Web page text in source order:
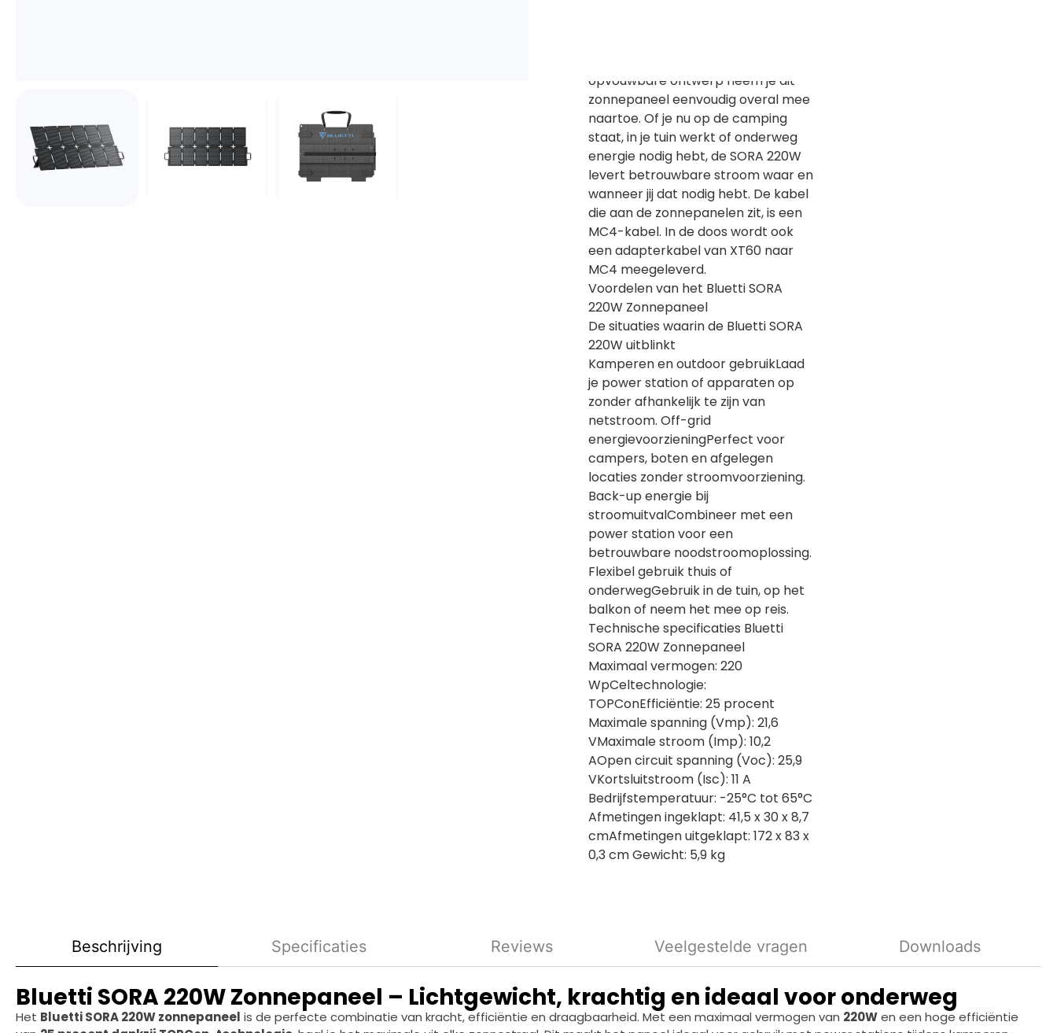
opvouwbare ontwerp neem je dit
zonnepaneel eenvoudig overal mee
naartoe. Of je nu op de camping
staat, in je tuin werkt of onderweg
energie nodig hebt, de SORA 220W
levert betrouwbare stroom waar en
wanneer jij dat nodig hebt. De kabel
die aan de zonnepanelen zit, is een
MC4-kabel. In de doos wordt ook
een adapterkabel van XT60 naar
MC4 meegeleverd.
Voordelen van het Bluetti SORA
220W Zonnepaneel
De situaties waarin de Bluetti SORA
220W uitblinkt
Kamperen en outdoor gebruikLaad
je power station of apparaten op
zonder afhankelijk te zijn van
netstroom. Off-grid
energievoorzieningPerfect voor
campers, boten en afgelegen
locaties zonder stroomvoorziening.
Back-up energie bij
stroomuitvalCombineer met een
power station voor een
betrouwbare noodstroomoplossing.
Flexibel gebruik thuis of
onderwegGebruik in de tuin, op het
balkon of neem het mee op reis.
Technische specificaties Bluetti
SORA 220W Zonnepaneel
Maximaal vermogen: 220
WpCeltechnologie:
TOPConEfficiëntie: 25 procent
Maximale spanning (Vmp): 21,6
VMaximale stroom (Imp): 10,2
AOpen circuit spanning (Voc): 25,9
VKortsluitstroom (Isc): 11 A
Bedrijfstemperatuur: -25°C tot 65°C
Afmetingen ingeklapt: 41,5 x 30 x 8,7
cmAfmetingen uitgeklapt: 172 x 83 x
0,3 cm Gewicht: 5,9 kg
Beschrijving Specificaties Reviews Veelgestelde vragen Downloads
Bluetti SORA 220W Zonnepaneel – Lichtgewicht, krachtig en ideaal voor onderweg
Het Bluetti SORA 220W zonnepaneel is de perfecte combinatie van kracht, efficiëntie en draagbaarheid. Met een maximaal vermogen van 220Wen een hoge efficiëntie